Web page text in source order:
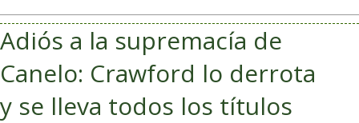
Adiós a la supremacía de
Canelo: Crawford lo derrota
y se lleva todos los títulos